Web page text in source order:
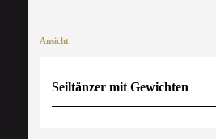
Ansicht
Seiltänzer mit Gewichten